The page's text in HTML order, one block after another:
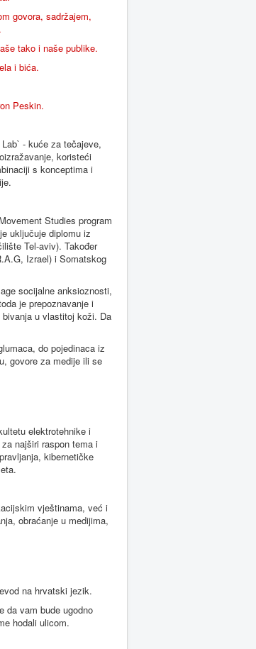
govora, sadržajem,
tako i naše publike.
i bića.
Peskin.
- kuće za tečajeve,
koristeći
s konceptima i
Studies program
uključuje diplomu iz
Tel-aviv). Također
Izrael) i Somatskog
socijalne anksioznosti,
je prepoznavanje i
u vlastitoj koži. Da
do pojedinaca iz
govore za medije ili se
elektrotehnike i
najširi raspon tema i
kibernetičke
vještinama, već i
obraćanje u medijima,
na hrvatski jezik.
da vam bude ugodno
hodali ulicom.